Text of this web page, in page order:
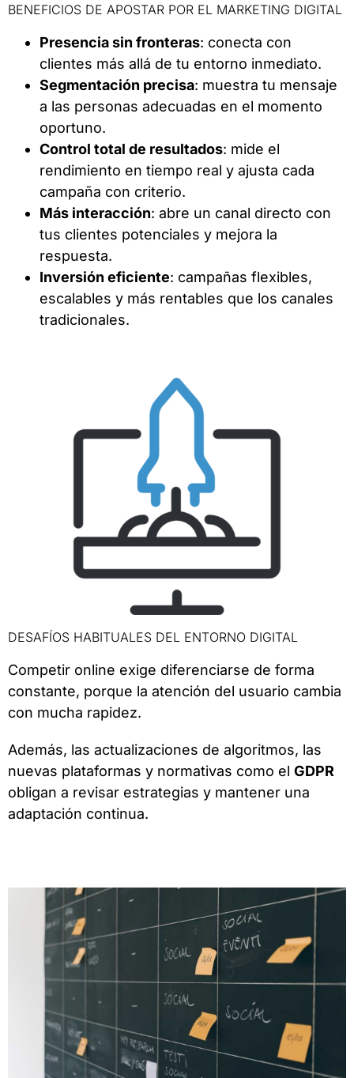
BENEFICIOS DE APOSTAR POR EL MARKETING DIGITAL
Presencia sin fronteras: conecta con
clientes más allá de tu entorno inmediato.
Segmentación precisa: muestra tu mensaje
a las personas adecuadas en el momento
oportuno.
Control total de resultados: mide el
rendimiento en tiempo real y ajusta cada
campaña con criterio.
Más interacción: abre un canal directo con
tus clientes potenciales y mejora la
respuesta.
Inversión eficiente: campañas flexibles,
escalables y más rentables que los canales
tradicionales.
DESAFÍOS HABITUALES DEL ENTORNO DIGITAL
Competir online exige diferenciarse de forma
constante, porque la atención del usuario cambia
con mucha rapidez.
Además, las actualizaciones de algoritmos, las
nuevas plataformas y normativas como el GDPR
obligan a revisar estrategias y mantener una
adaptación continua.